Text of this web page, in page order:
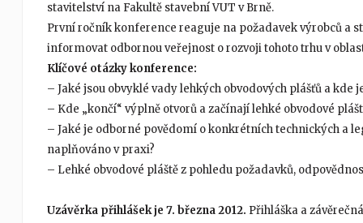
stavitelství na Fakultě stavební VUT v Brně.
První ročník konference reaguje na požadavek výrobců
informovat odbornou veřejnost o rozvoji tohoto trhu v
Klíčové otázky konference:
– Jaké jsou obvyklé vady lehkých obvodových plášťů a kde
– Kde „končí“ výplně otvorů a začínají lehké obvodové
– Jaké je odborné povědomí o konkrétních technických a
naplňováno v praxi?
– Lehké obvodové pláště z pohledu požadavků,
Uzávěrka přihlášek je 7. března 2012. Přihláška a